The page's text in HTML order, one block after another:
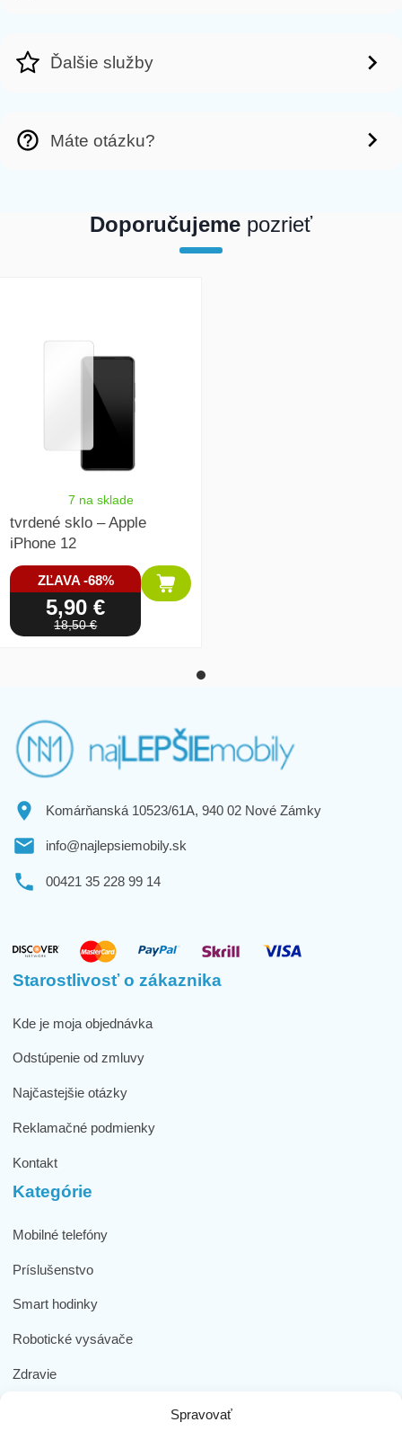
Spravovať
Ďalšie služby
Máte otázku?
Doporučujeme pozrieť
7 na sklade
tvrdené sklo – Apple
iPhone 12
ZĽAVA -68%
5,90 €
18,50 €
Komárňanská 10523/61A, 940 02 Nové Zámky
info@najlepsiemobily.sk
00421 35 228 99 14
Starostlivosť o zákaznika
Kde je moja objednávka
Odstúpenie od zmluvy
Najčastejšie otázky
Reklamačné podmienky
Kontakt
Kategórie
Mobilné telefóny
Príslušenstvo
Smart hodinky
Robotické vysávače
Zdravie